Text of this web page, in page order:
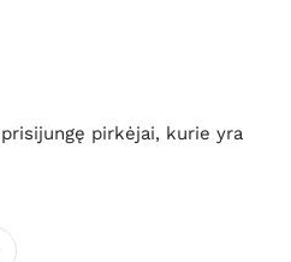
pirkėjai, kurie yra